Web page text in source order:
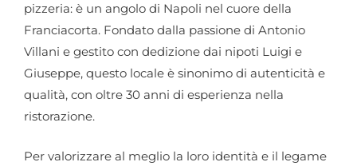
pizzeria: è un angolo di Napoli nel cuore della
Franciacorta. Fondato dalla passione di Antonio
Villani e gestito con dedizione dai nipoti Luigi e
Giuseppe, questo locale è sinonimo di autenticità e
qualità, con oltre 30 anni di esperienza nella
ristorazione.
Per valorizzare al meglio la loro identità e il legame